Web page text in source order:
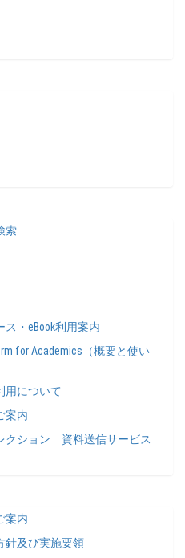
索
・eBook利用案内
for Academics（概要と使い
用について
案内
クション 資料送信サービス
案内
針及び実施要領